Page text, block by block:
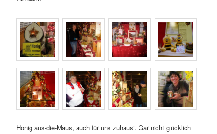
Honig aus-die-Maus, auch für uns zuhaus‘. Gar nicht glücklich